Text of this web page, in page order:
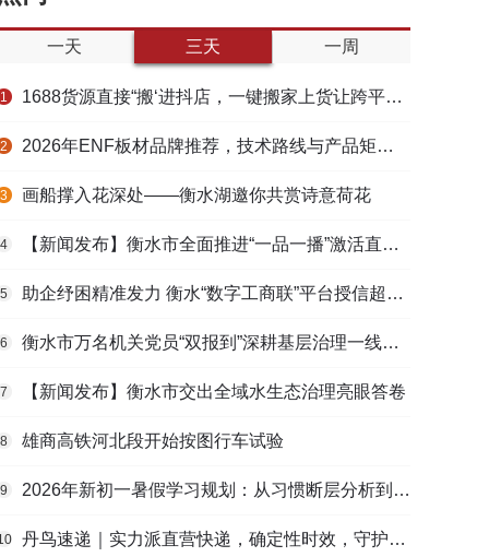
一天 三天 一周
1 1688货源直接“搬‘进抖店，一键搬家上货让跨平台选品不再割裂
2 2026年ENF板材品牌推荐，技术路线与产品矩阵梳理
3 画船撑入花深处——衡水湖邀你共赏诗意荷花
4 【新闻发布】衡水市全面推进“一品一播”激活直播电商发展新动能
5 助企纾困精准发力 衡水“数字工商联”平台授信超165亿元
6 衡水市万名机关党员“双报到”深耕基层治理一线观察
7 【新闻发布】衡水市交出全域水生态治理亮眼答卷
8 雄商高铁河北段开始按图行车试验
9 2026年新初一暑假学习规划：从习惯断层分析到衔接课程选择的完整路径
丹鸟速递｜实力派直营快递，确定性时效，守护高端货品寄递